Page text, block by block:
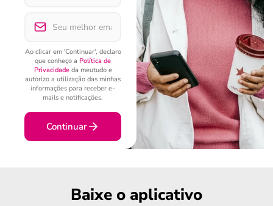
Ao clicar em 'Continuar', declaro
que conheço a Política de
Privacidadeda meutudo e
autorizo a utilização das minhas
informações para receber e-
mails e notificações.
Continuar
Baixe o aplicativo